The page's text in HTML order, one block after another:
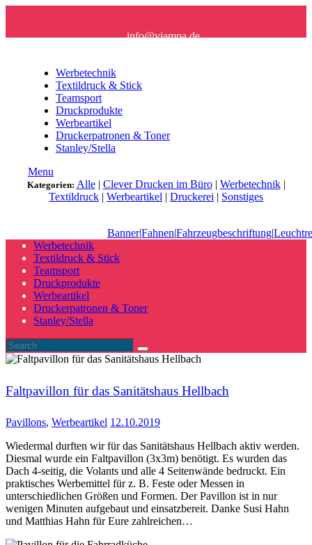
info@viampa.de
Werbetechnik
Textildruck & Stick
Teamsport
Druckprodukte
Werbeartikel
Druckerpatronen & Toner
Stanley/Stella
Menu
Kategorien: Alle| Clever Drucken im Büro| Werbetechnik|
Textildruck | Werbeartikel | Druckerei | Sonstiges
Banner|Fahnen|Fahrzeugbeschriftung|
Werbetechnik
Textildruck & Stick
Teamsport
Druckprodukte
Werbeartikel
Druckerpatronen & Toner
Stanley/Stella
Faltpavillon für das Sanitätshaus Hellbach
Pavillons, Werbeartikel 12.10.2019
Wiedermal durften wir für das Sanitätshaus Hellbach aktiv werden.
Diesmal wurde ein Faltpavillon (3x3m) benötigt. Es wurden das
Dach 4-seitig, die Volants und alle 4 Seitenwände bedruckt. Ein
praktisches Werbemittel für z. B. Feste oder Messen in
unterschiedlichen Größen und Formen. Der Pavillon ist in nur
wenigen Minuten aufgebaut und einsatzbereit. Danke Susi Hahn
und Matthias Hahn für Eure zahlreichen…